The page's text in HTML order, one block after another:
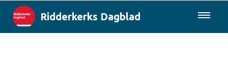
Ridderkerks Dagblad